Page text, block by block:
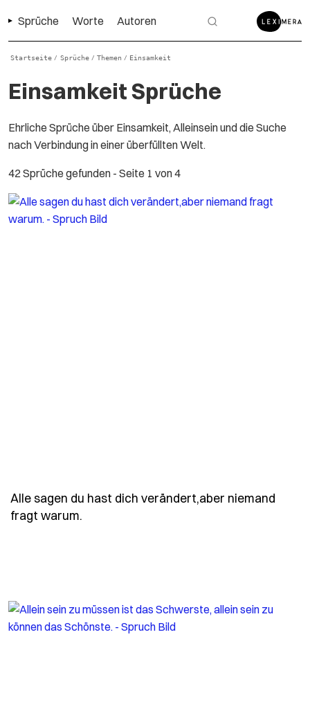
Sprüche Worte Autoren
Startseite / Sprüche / Themen / Einsamkeit
Einsamkeit Sprüche
Ehrliche Sprüche über Einsamkeit, Alleinsein und die Suche
nach Verbindung in einer überfüllten Welt.
42 Sprüche gefunden - Seite 1 von 4
Alle sagen du hast dich verändert,aber niemand
fragt warum.